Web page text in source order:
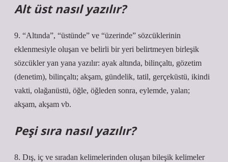
Alt üst nasıl yazılır?
9. “Altında”, “üstünde” ve “üzerinde” sözcüklerinin
eklenmesiyle oluşan ve belirli bir yeri belirtmeyen birleşik
sözcükler yan yana yazılır: ayak altında, bilinçaltı, gözetim
(denetim), bilinçaltı; akşam, gündelik, tatil, gerçeküstü, ikindi
vakti, olağanüstü, öğle, öğleden sonra, eylemde, yalan;
akşam, akşam vb.
Peşi sıra nasıl yazılır?
8. Dış, iç ve sıradan kelimelerinden oluşan bileşik kelimeler